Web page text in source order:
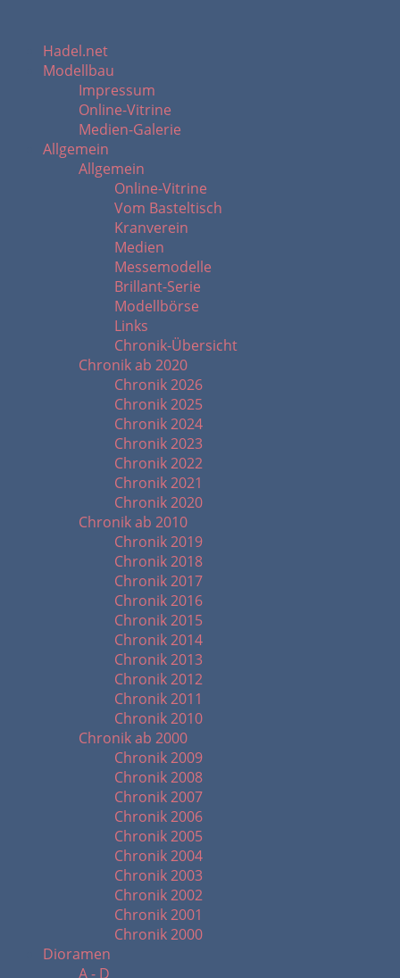
Hadel.net
Modellbau
Impressum
Online-Vitrine
Medien-Galerie
Allgemein
Allgemein
Online-Vitrine
Vom Basteltisch
Kranverein
Medien
Messemodelle
Brillant-Serie
Modellbörse
Links
Chronik-Übersicht
Chronik ab 2020
Chronik 2026
Chronik 2025
Chronik 2024
Chronik 2023
Chronik 2022
Chronik 2021
Chronik 2020
Chronik ab 2010
Chronik 2019
Chronik 2018
Chronik 2017
Chronik 2016
Chronik 2015
Chronik 2014
Chronik 2013
Chronik 2012
Chronik 2011
Chronik 2010
Chronik ab 2000
Chronik 2009
Chronik 2008
Chronik 2007
Chronik 2006
Chronik 2005
Chronik 2004
Chronik 2003
Chronik 2002
Chronik 2001
Chronik 2000
Dioramen
A - D